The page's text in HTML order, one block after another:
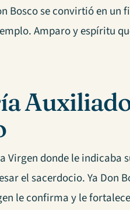
Bosco se convirtió en un
Amparo y espíritu
Virgen donde le indicaba
el sacerdocio. Ya Don
le confirma y le